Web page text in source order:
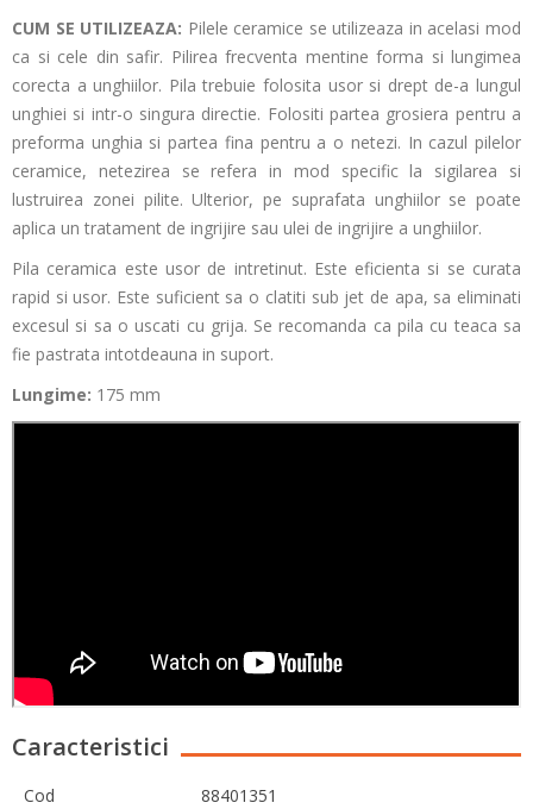
CUM SE UTILIZEAZA: Pilele ceramice se utilizeaza in acelasi mod
ca si cele din safir. Pilirea frecventa mentine forma si lungimea
corecta a unghiilor. Pila trebuie folosita usor si drept de-a lungul
unghiei si intr-o singura directie. Folositi partea grosiera pentru a
preforma unghia si partea fina pentru a o netezi. In cazul pilelor
ceramice, netezirea se refera in mod specific la sigilarea si
lustruirea zonei pilite. Ulterior, pe suprafata unghiilor se poate
aplica un tratament de ingrijire sau ulei de ingrijire a unghiilor.
Pila ceramica este usor de intretinut. Este eficienta si se curata
rapid si usor. Este suficient sa o clatiti sub jet de apa, sa eliminati
excesul si sa o uscati cu grija. Se recomanda ca pila cu teaca sa
fie pastrata intotdeauna in suport.
Lungime: 175 mm
Caracteristici
Cod 88401351